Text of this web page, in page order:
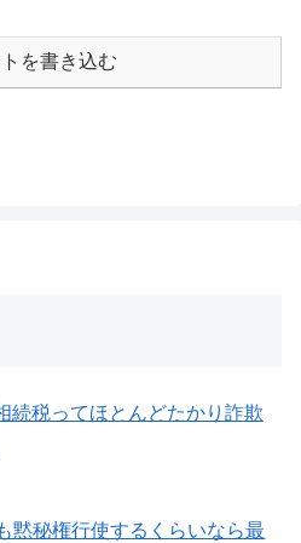
を書き込む
続税ってほとんどたかり詐欺
黙秘権行使するくらいなら最